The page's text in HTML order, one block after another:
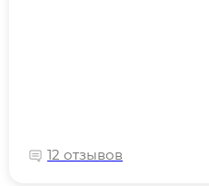
12 отзывов